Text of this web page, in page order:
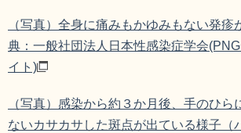
（写真）全身に痛みもかゆみもない発疹
典：一般社団法人日本性感染症学会
イト)
（写真）感染から約３か月後、手のひら
ないカサカサした斑点が出ている様子（